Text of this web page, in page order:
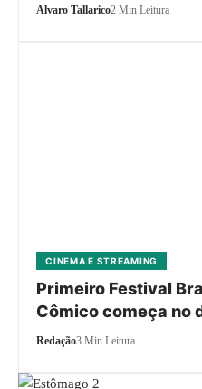
Alvaro Tallarico2 Min Leitura
CINEMA E STREAMING
Primeiro Festival
Cômico começa no
Redação3 Min Leitura